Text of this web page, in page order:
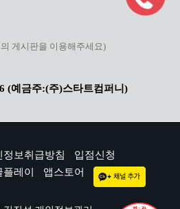
게시판을 이용해주세요)
(예금주:(주)스타트컴퍼니)
정보취급방침
입점신청
플레이 앱스토어